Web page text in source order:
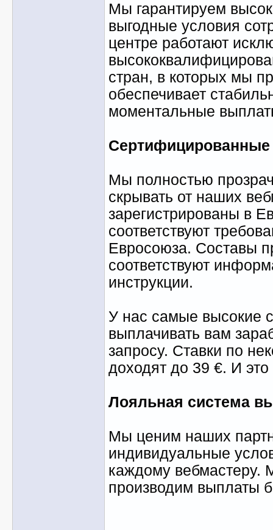
Мы гарантируем
выгодные условия
центре работают
стран, в которых мы
обеспечивает
моментальные
Мы полностью
скрывать от наших
зарегистрированы в
соответствуют
Евросоюза. Составы
соответствуют
инструкции.
У нас самые высокие
выплачивать вам
запросу. Ставки по
доходят до 39 €. И
Лояльная система
Мы ценим наших
индивидуальные
каждому вебмастеру.
производим выплаты